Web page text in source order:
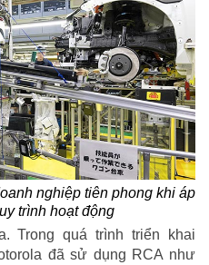
nghiệp tiên phong khi áp
trình hoạt động
Trong quá trình triển khai
đã sử dụng RCA như